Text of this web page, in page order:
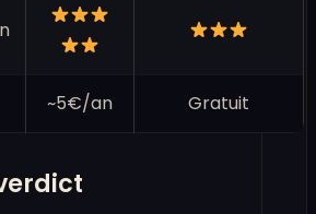
~5€/an Gratuit